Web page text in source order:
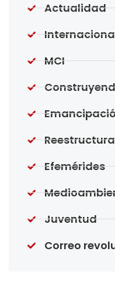
Actualidad
MCI
Efemérides
Juventud
Correo